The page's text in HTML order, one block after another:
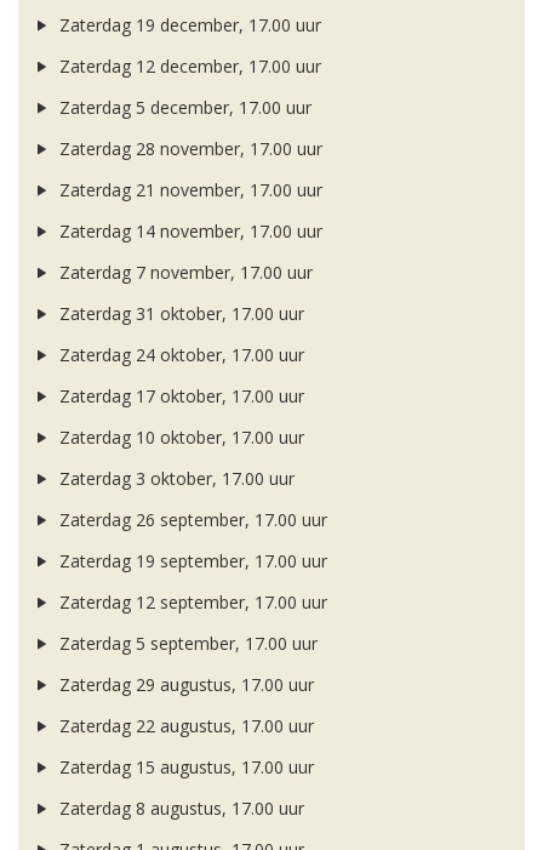
Zaterdag 19 december, 17.00 uur
Zaterdag 12 december, 17.00 uur
Zaterdag 5 december, 17.00 uur
Zaterdag 28 november, 17.00 uur
Zaterdag 21 november, 17.00 uur
Zaterdag 14 november, 17.00 uur
Zaterdag 7 november, 17.00 uur
Zaterdag 31 oktober, 17.00 uur
Zaterdag 24 oktober, 17.00 uur
Zaterdag 17 oktober, 17.00 uur
Zaterdag 10 oktober, 17.00 uur
Zaterdag 3 oktober, 17.00 uur
Zaterdag 26 september, 17.00 uur
Zaterdag 19 september, 17.00 uur
Zaterdag 12 september, 17.00 uur
Zaterdag 5 september, 17.00 uur
Zaterdag 29 augustus, 17.00 uur
Zaterdag 22 augustus, 17.00 uur
Zaterdag 15 augustus, 17.00 uur
Zaterdag 8 augustus, 17.00 uur